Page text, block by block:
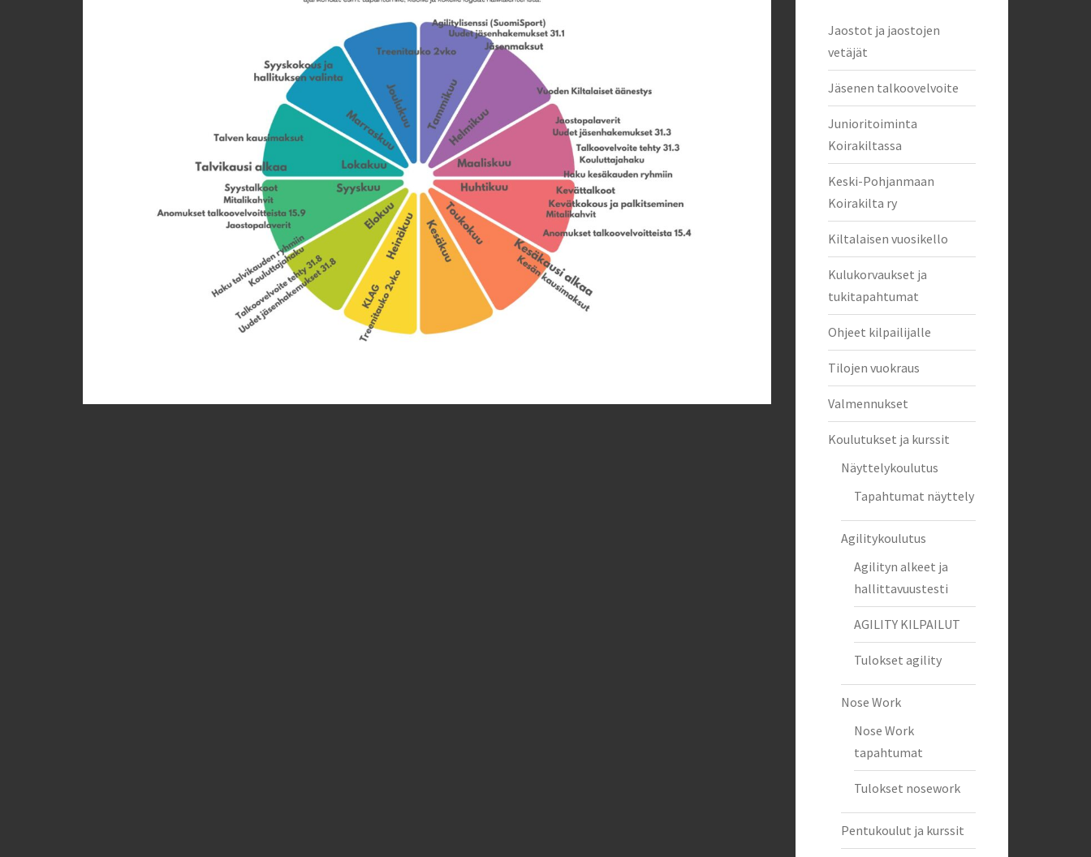
Jaostot ja jaostojen
vetäjät
Jäsenen talkoovelvoite
Junioritoiminta
Koirakiltassa
Keski-Pohjanmaan
Koirakilta ry
Kiltalaisen vuosikello
Kulukorvaukset ja
tukitapahtumat
Ohjeet kilpailijalle
Tilojen vuokraus
Valmennukset
Koulutukset ja kurssit
Näyttelykoulutus
Tapahtumat näyttely
Agilitykoulutus
Agilityn alkeet ja
hallittavuustesti
AGILITY KILPAILUT
Tulokset agility
Nose Work
Nose Work
tapahtumat
Tulokset nosework
Pentukoulut ja kurssit